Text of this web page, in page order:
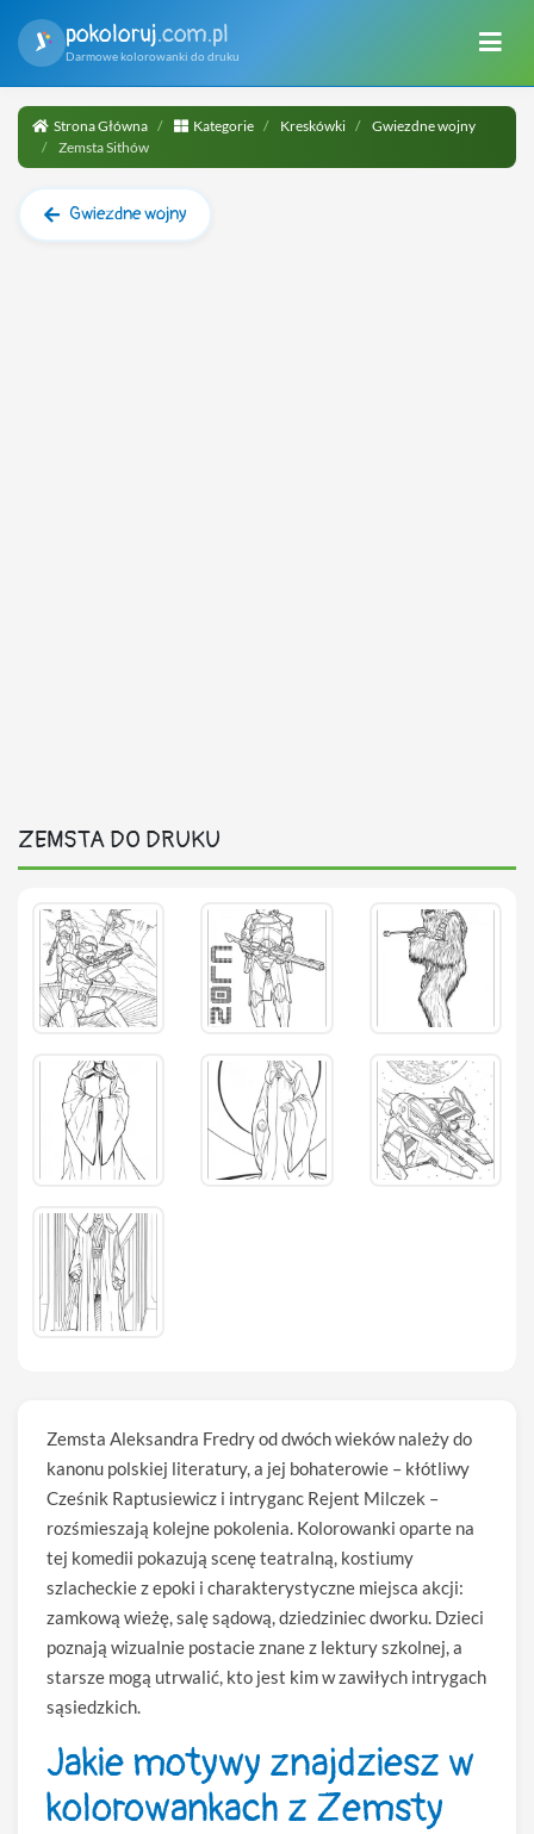
pokoloruj.com.pl
Darmowe kolorowanki do druku
Strona Główna Kategorie Kreskówki
Gwiezdne wojny
Zemsta Sithów
Gwiezdne wojny
ZEMSTA DO DRUKU
Zemsta Aleksandra Fredry od dwóch wieków należy do
kanonu polskiej literatury, a jej bohaterowie – kłótliwy
Cześnik Raptusiewicz i intryganc Rejent Milczek –
rozśmieszają kolejne pokolenia. Kolorowanki oparte na
tej komedii pokazują scenę teatralną, kostiumy
szlacheckie z epoki i charakterystyczne miejsca akcji:
zamkową wieżę, salę sądową, dziedziniec dworku. Dzieci
poznają wizualnie postacie znane z lektury szkolnej, a
starsze mogą utrwalić, kto jest kim w zawiłych intrygach
sąsiedzkich.
Jakie motywy znajdziesz w
kolorowankach z Zemsty